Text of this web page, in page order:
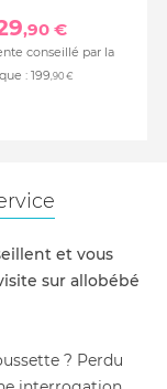
,90 €
conseillé par la
: 199,90 €
et vous
sur allobébé
? Perdu